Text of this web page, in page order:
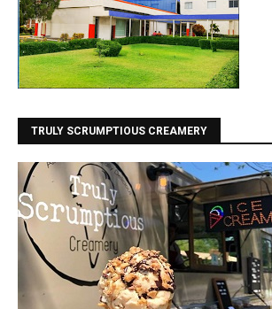
TRULY SCRUMPTIOUS CREAMERY